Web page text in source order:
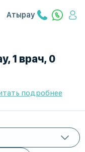
Атырау
1 врач, 0
подробнее